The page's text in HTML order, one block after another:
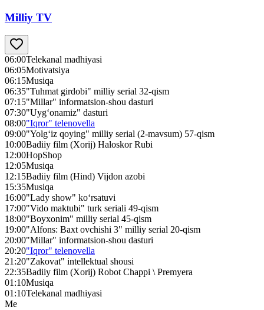
Milliy TV
06:00Telekanal madhiyasi
06:05Motivatsiya
06:15Musiqa
06:35"Tuhmat girdobi" milliy serial 32-qism
07:15"Millar" informatsion-shou dasturi
07:30"Uyg‘onamiz" dasturi
08:00"Iqror" telenovella
09:00"Yolg‘iz qoying" milliy serial (2-mavsum) 57-qism
10:00Badiiy film (Xorij) Haloskor Rubi
12:00HopShop
12:05Musiqa
12:15Badiiy film (Hind) Vijdon azobi
15:35Musiqa
16:00"Lady show" ko‘rsatuvi
17:00"Vido maktubi" turk seriali 49-qism
18:00"Boyxonim" milliy serial 45-qism
19:00"Alfons: Baxt ovchishi 3" milliy serial 20-qism
20:00"Millar" informatsion-shou dasturi
20:20"Iqror" telenovella
21:20"Zakovat" intellektual shousi
22:35Badiiy film (Xorij) Robot Chappi \ Premyera
01:10Musiqa
01:10Telekanal madhiyasi
Me